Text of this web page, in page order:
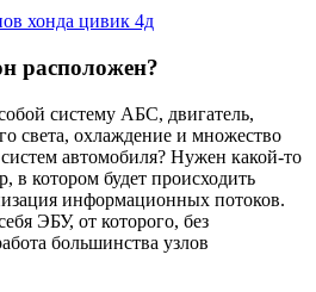
хонда цивик 4д
расположен?
систему АБС, двигатель,
света, охлаждение и множество
автомобиля? Нужен какой-то
в котором будет происходить
информационных потоков.
ЭБУ, от которого, без
большинства узлов